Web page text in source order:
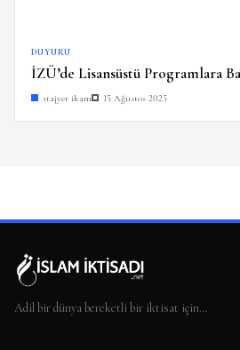
DUYURU
İZÜ’de Lisansüstü Programlara
stajyer ikam 15 Ağustos 2025
Adil bir dünya bereketli bir iktisat için…